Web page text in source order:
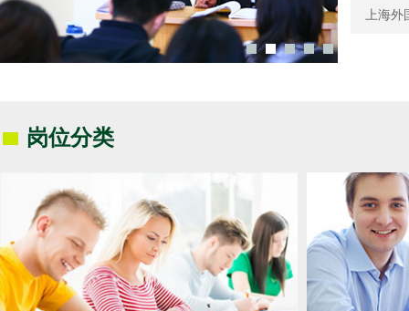
1 2 3 4 5
上海外
岗位分类